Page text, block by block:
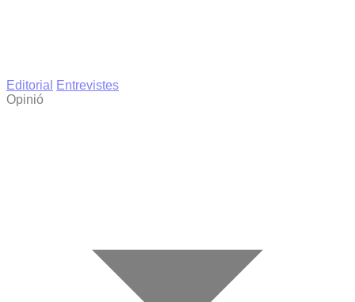
Editorial
Entrevistes
Opinió